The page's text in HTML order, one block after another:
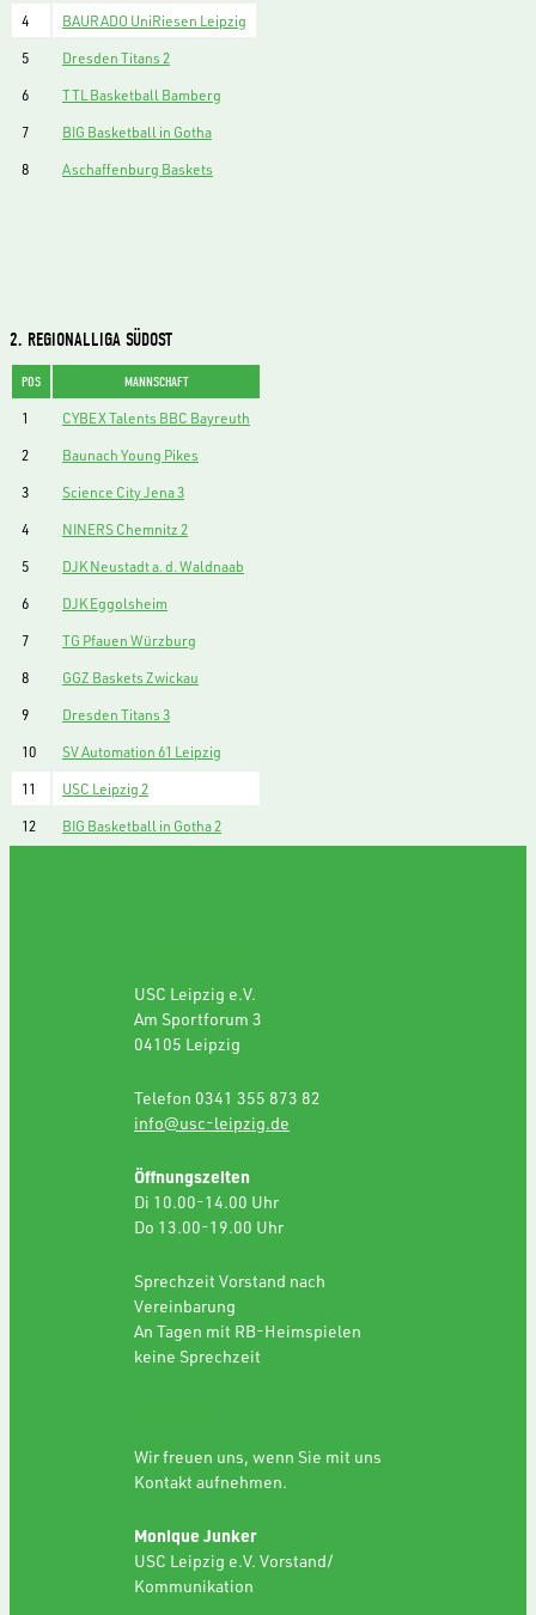
4
BAURADO UniRiesen Leipzig
5
Dresden Titans 2
6
TTL Basketball Bamberg
7
BIG Basketball in Gotha
8
Aschaffenburg Baskets
2. REGIONALLIGA SÜDOST
POS MANNSCHAFT
1
CYBEX Talents BBC Bayreuth
2
Baunach Young Pikes
3
Science City Jena 3
4
NINERS Chemnitz 2
5
DJK Neustadt a. d. Waldnaab
6
DJK Eggolsheim
7
TG Pfauen Würzburg
8
GGZ Baskets Zwickau
9
Dresden Titans 3
10
SV Automation 61 Leipzig
11
USC Leipzig 2
12
BIG Basketball in Gotha 2
USC Leipzig e.V.
Am Sportforum 3
04105 Leipzig
Telefon 0341 355 873 82
info@usc-leipzig.de
Öffnungszeiten
Di 10.00-14.00 Uhr
Do 13.00-19.00 Uhr
Sprechzeit Vorstand nach
Vereinbarung
An Tagen mit RB-Heimspielen
keine Sprechzeit
Wir freuen uns, wenn Sie mit uns
Kontakt aufnehmen.
Monique Junker
USC Leipzig e.V. Vorstand/
Kommunikation